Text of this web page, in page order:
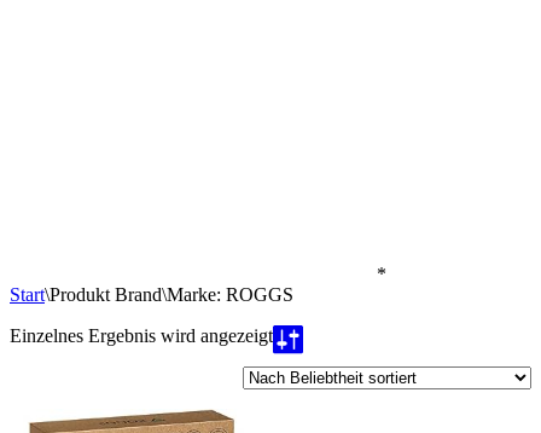
*
Start\Produkt Brand\Marke: ROGGS
Einzelnes Ergebnis wird angezeigt